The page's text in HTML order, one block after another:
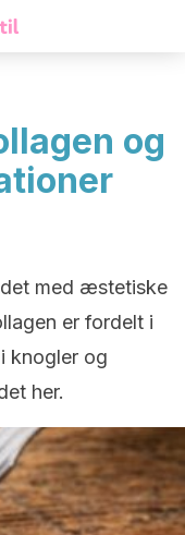
og
med æstetiske
er fordelt i
knogler og
her.